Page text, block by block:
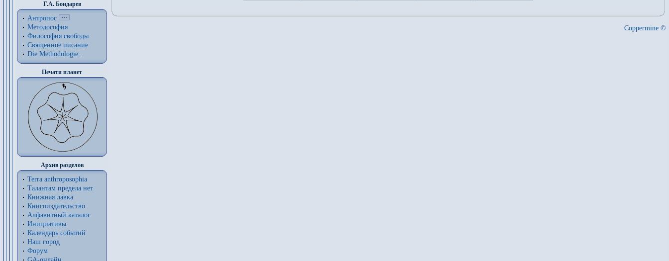
Г.А. Бондарев
Антропос
Методософия
Философия cвободы
Священное писание
Die Methodologie...
Печати планет
Архив разделов
Terra anthroposophia
Талантам предела нет
Книжная лавка
Книгоиздательство
Алфавитный каталог
Инициативы
Календарь событий
Наш город
Форум
Coppermine ©